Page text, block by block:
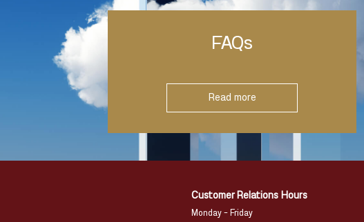
FAQs
Read more
Customer Relations Hours
Monday – Friday